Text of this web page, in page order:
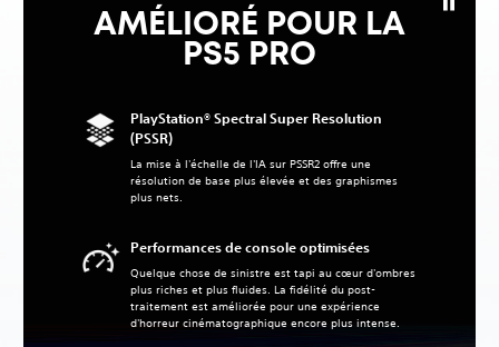
AMÉLIORÉ POUR LA
PS5 PRO
PlayStation® Spectral Super Resolution
(PSSR)
La mise à l'échelle de l'IA sur PSSR2 offre une
résolution de base plus élevée et des graphismes
plus nets.
Performances de console optimisées
Quelque chose de sinistre est tapi au cœur d'ombres
plus riches et plus fluides. La fidélité du post-
traitement est améliorée pour une expérience
d'horreur cinématographique encore plus intense.